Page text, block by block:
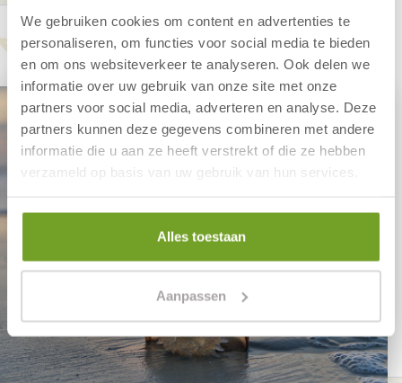
We gebruiken cookies om content en advertenties te
personaliseren, om functies voor social media te bieden
en om ons websiteverkeer te analyseren. Ook delen we
informatie over uw gebruik van onze site met onze
partners voor social media, adverteren en analyse. Deze
partners kunnen deze gegevens combineren met andere
informatie die u aan ze heeft verstrekt of die ze hebben
verzameld op basis van uw gebruik van hun services.
Alles toestaan
Aanpassen